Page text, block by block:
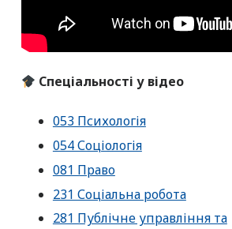
Спеціальності у відео
053 Психологія
054 Соціологія
081 Право
231 Соціальна робота
281 Публічне управління та